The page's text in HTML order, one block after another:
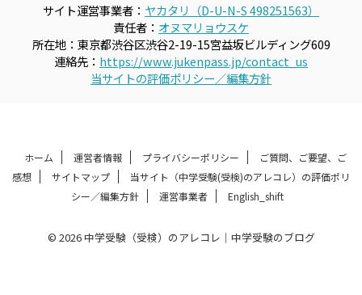
サイト運営事業者： ヤカタリ（D-U-N-S 498251563）
責任者： オヌマリョウスケ
所在地：東京都渋谷区渋谷2-19-15宮益坂ビルディング609
連絡先： https://www.jukenpass.jp/contact_us
当サイトの評価ポリシー／編集方針
ホーム 運営者情報 プライバシーポリシー
ご質問、ご要望、ご
感想
サイトマップ
当サイト（中学受験(受検)のアレコレ）の評価ポリ
シー／編集方針
運営事業者 English_shift
© 2026 中学受験（受検）のアレコレ｜中学受験のブログ